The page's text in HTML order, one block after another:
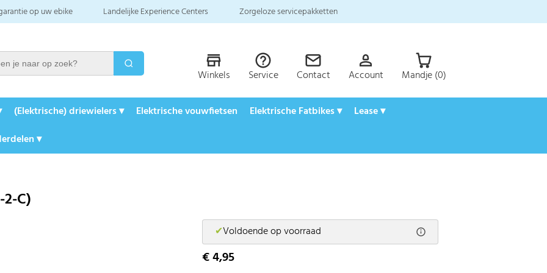
op uw ebike Landelijke Experience Centers Zorgeloze servicepakketten
Winkels Service Contact Account Mandje (0)
(Elektrische) driewielers ▾ Elektrische vouwfietsen Elektrische Fatbikes ▾
Lease ▾
▾
C)
✔Voldoende op voorraad
€ 4,95